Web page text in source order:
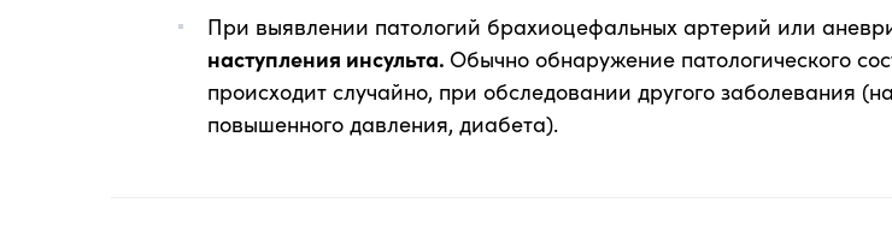
При выявлении патологий брахиоцефальных артерий или
наступления инсульта. Обычно обнаружение патологического
происходит случайно, при обследовании другого заболевания
повышенного давления, диабета).